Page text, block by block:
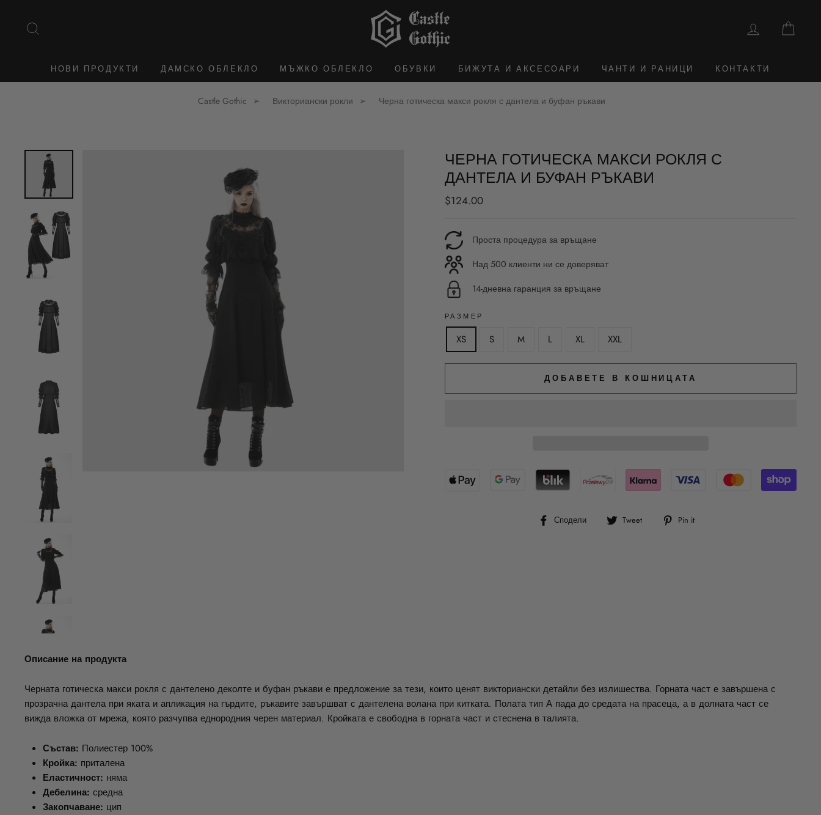
съдържанието
ВЛЕЗТЕ
НОВИ ПРОДУКТИ ДАМСКО ОБЛЕКЛО МЪЖКО ОБЛЕКЛО ОБУВКИ БИЖУТА И АКСЕСОАРИ ЧАНТИ И РАНИЦИ КОНТАКТИ
Castle Gothic Викториански рокли Черна готическа макси рокля с дантела и буфан ръкави
ЧЕРНА ГОТИЧЕСКА МАКСИ РОКЛЯ С
ДАНТЕЛА И БУФАН РЪКАВИ
Редовна
$124.00
Проста процедура за връщане
Над 500 клиенти ни се доверяват
14-дневна гаранция за връщане
РАЗМЕР
XS S M L XL XXL
ДОБАВЕТЕ В КОШНИЦАТА
Сподели
СподелиTweet
Tweet Pin it
Описание на продукта
Черната готическа макси рокля с дантелено деколте и буфан ръкави е предложение за тези, които ценят викториански детайли без излишества. Горната част е завършена с
прозрачна дантела при яката и апликация на гърдите, ръкавите завършват с дантелена волана при китката. Полата тип А пада до средата на прасеца, а в долната част се
вижда вложка от мрежа, която разчупва еднородния черен материал. Кройката е свободна в горната част и стеснена в талията.
Състав: Полиестер 100%
Кройка: приталена
Еластичност: няма
Дебелина: средна
Закопчаване: цип